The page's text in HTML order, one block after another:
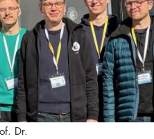
Dr.